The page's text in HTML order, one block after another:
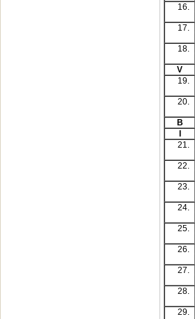
16.
17.
18.
V
19.
20.
B
21.
22.
23.
24.
25.
26.
27.
28.
29.